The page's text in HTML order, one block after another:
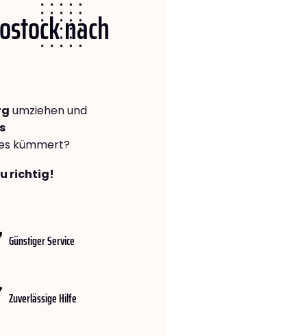
nach
umziehen und
kümmert?
richtig!
Günstiger Service
Zuverlässige Hilfe